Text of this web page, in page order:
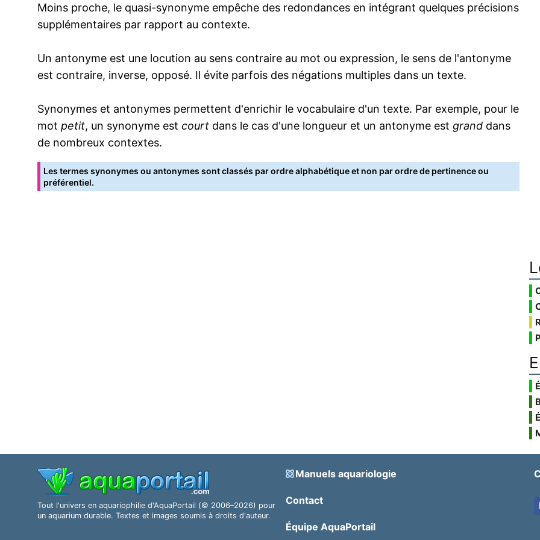
Moins proche, le quasi-synonyme empêche des redondances en intégrant quelques précisions
supplémentaires par rapport au contexte.
Un antonyme est une locution au sens contraire au mot ou expression, le sens de l'antonyme
est contraire, inverse, opposé. Il évite parfois des négations multiples dans un texte.
Synonymes et antonymes permettent d'enrichir le vocabulaire d'un texte. Par exemple, pour le
mot petit, un synonyme est court dans le cas d'une longueur et un antonyme est grand dans
de nombreux contextes.
Les termes synonymes ou antonymes sont classés par ordre alphabétique et non par ordre de pertinence ou
préférentiel.
Tout l'univers en aquariophilie d'AquaPortail (© 2006–2026) pour
un aquarium durable. Textes et images soumis à droits d'auteur.
Manuels aquariologie
Contact
Équipe AquaPortail